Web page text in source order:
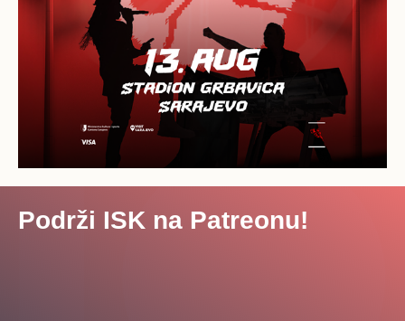
Podrži ISK na Patreonu!